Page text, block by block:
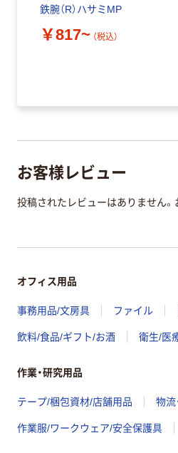
鉄腕（R）ハサミMP
￥817~ （税込）
お客様レビュー
投稿されたレビューはありません
オフィス用品
事務用品/文房具 ファイル
飲料/食品/ギフト/お酒 衛生/医
作業・研究用品
テープ/梱包資材/店舗用品 物流
作業服/ワークウェア/安全保護具